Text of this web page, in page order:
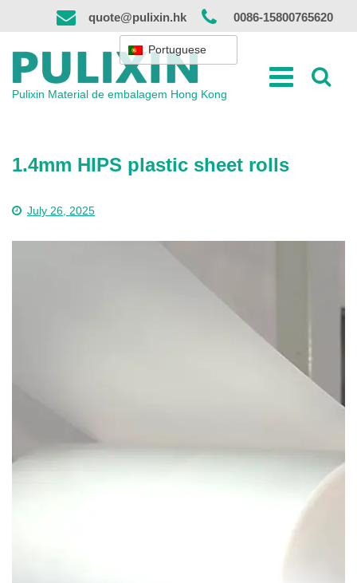
conteúdo
quote@pulixin.hk 0086-15800765620
Pulixin Material de embalagem Hong Kong
Portuguese
1.4mm HIPS plastic sheet rolls
July 26, 2025